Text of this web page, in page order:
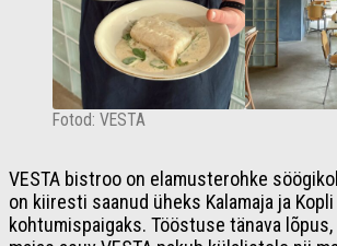
Fotod: VESTA
VESTA bistroo on elamusterohke
on kiiresti saanud üheks Kalamaja ja
kohtumispaigaks. Tööstuse tänava